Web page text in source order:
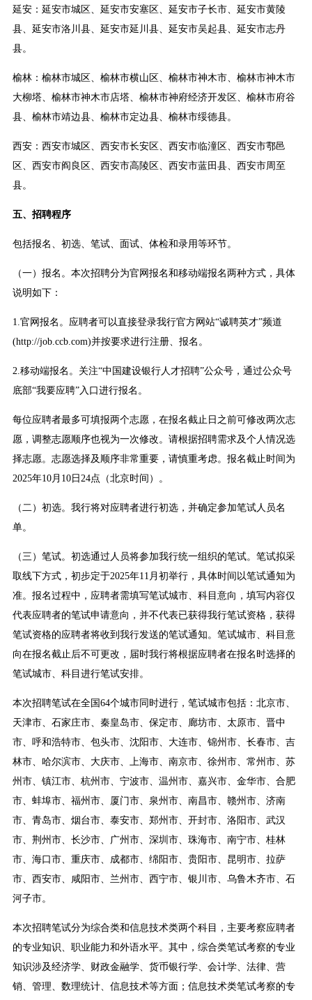
延安：延安市城区、延安市安塞区、延安市子长市、延安市黄陵
县、延安市洛川县、延安市延川县、延安市吴起县、延安市志丹
县。
榆林：榆林市城区、榆林市横山区、榆林市神木市、榆林市神木市
大柳塔、榆林市神木市店塔、榆林市神府经济开发区、榆林市府谷
县、榆林市靖边县、榆林市定边县、榆林市绥德县。
西安：西安市城区、西安市长安区、西安市临潼区、西安市鄠邑
区、西安市阎良区、西安市高陵区、西安市蓝田县、西安市周至
县。
五、招聘程序
包括报名、初选、笔试、面试、体检和录用等环节。
（一）报名。本次招聘分为官网报名和移动端报名两种方式，具体
说明如下：
1.官网报名。应聘者可以直接登录我行官方网站“诚聘英才”频道
(http://job.ccb.com)并按要求进行注册、报名。
2.移动端报名。关注“中国建设银行人才招聘”公众号，通过公众号
底部“我要应聘”入口进行报名。
每位应聘者最多可填报两个志愿，在报名截止日之前可修改两次志
愿，调整志愿顺序也视为一次修改。请根据招聘需求及个人情况选
择志愿。志愿选择及顺序非常重要，请慎重考虑。报名截止时间为
2025年10月10日24点（北京时间）。
（二）初选。我行将对应聘者进行初选，并确定参加笔试人员名
单。
（三）笔试。初选通过人员将参加我行统一组织的笔试。笔试拟采
取线下方式，初步定于2025年11月初举行，具体时间以笔试通知为
准。报名过程中，应聘者需填写笔试城市、科目意向，填写内容仅
代表应聘者的笔试申请意向，并不代表已获得我行笔试资格，获得
笔试资格的应聘者将收到我行发送的笔试通知。笔试城市、科目意
向在报名截止后不可更改，届时我行将根据应聘者在报名时选择的
笔试城市、科目进行笔试安排。
本次招聘笔试在全国64个城市同时进行，笔试城市包括：北京市、
天津市、石家庄市、秦皇岛市、保定市、廊坊市、太原市、晋中
市、呼和浩特市、包头市、沈阳市、大连市、锦州市、长春市、吉
林市、哈尔滨市、大庆市、上海市、南京市、徐州市、常州市、苏
州市、镇江市、杭州市、宁波市、温州市、嘉兴市、金华市、合肥
市、蚌埠市、福州市、厦门市、泉州市、南昌市、赣州市、济南
市、青岛市、烟台市、泰安市、郑州市、开封市、洛阳市、武汉
市、荆州市、长沙市、广州市、深圳市、珠海市、南宁市、桂林
市、海口市、重庆市、成都市、绵阳市、贵阳市、昆明市、拉萨
市、西安市、咸阳市、兰州市、西宁市、银川市、乌鲁木齐市、石
河子市。
本次招聘笔试分为综合类和信息技术类两个科目，主要考察应聘者
的专业知识、职业能力和外语水平。其中，综合类笔试考察的专业
知识涉及经济学、财政金融学、货币银行学、会计学、法律、营
销、管理、数理统计、信息技术等方面；信息技术类笔试考察的专